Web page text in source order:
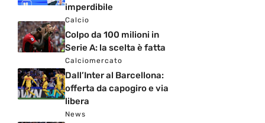
imperdibile
Calcio
Colpo da 100 milioni in
Serie A: la scelta è fatta
Calciomercato
Dall’Inter al Barcellona:
offerta da capogiro e via
libera
News